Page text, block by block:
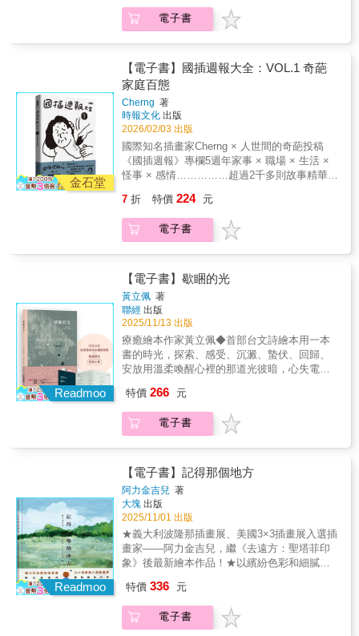
看到這本書發現「原來這世上怪人還很多啊」
而停止做出犯罪行為。
證Cherng這些年嘔心瀝血、畫到發瘋的創作心
路，是他與人世間的奇葩投稿所締結的一段良
緣火花，也是屬於你與我之間的共同記憶，非
《國插週報大全》第3冊：「生活奇形怪狀」～
◢◢◢ VOL.3 生活奇形怪狀生活上的荒謬事已
多到不可備載……………人類竟然能做出這麼
多荒唐事（既然我們都不得不參與這場演出，
不如就坐在觀眾席，欣賞人們到底可以多失
控。）這本集結了大家在生活裡的各種奇妙小
故事。從大眾運輸上的奇人異事、網購踩雷的
崩潰瞬間，到被自己笨到嚇到的蠢事。看完你
這麼多荒唐事。這本書無法提升你的生活品
翻翻這些古怪事蹟可得到一點精神救贖。
事 × 感情 奇聞怪事代表作有句話這樣說：「週
日看國師週一看國插」。《國插週報》自2020
式」。各種荒誕的、爆笑的、詭異的讀者投稿
故事，經由作者Cherng aka國插手中畫筆的巧
妙轉化下，變身成一齣齣讓人看著看著就笑了
的「人間怪奇圖文集錦」，更是我們每個人和
國插一起完成的荒謬史。《國插週報大全》是
《國插週報》專欄5年以來的精華集結，從超過
2千多則故事投稿之中，精選出5大爆笑主題，
本本都精采絕倫：1 「奇葩家庭百態」2 「職場
腥風血雨」3 「生活奇形怪狀」4 「人間荒唐怪
事」5 「血淚交織情感」（附 說錯話特輯）全
證Cherng這些年嘔心瀝血、畫到發瘋的創作心
路，是他與人世間的奇葩投稿所締結的一段良
緣火花，也是屬於你與我之間的共同記憶，非
《國插週報大全》第2冊：「職場腥風血雨」～
◢◢◢ VOL.2 職場腥風血雨職場就是人間的阿
鼻地獄……………應該能獲得一絲心靈上的平
衡（既然暫時逃離不了地獄，不如就來看看其
他人的地獄長什麼樣子。）這本集結了各行各
業的災難現場。怪老闆、雷同事或荒謬面試經
驗等職場百態，呈現出來的都是每個投稿者的
但從這些驚悚文字可以知道，各位在職的你
們，都是社會裡勇敢的鬥士。這本書雖然無法
教你如何升遷，只要在你快撐不下去時，參考
電子書
金石堂
【電子書】國插週報大全：VOL.1 奇葩
家庭百態
Cherng 著
時報文化 出版
2026/02/03 出版
國際知名插畫家Cherng × 人世間的奇葩投稿
《國插週報》專欄5週年家事 × 職場 × 生活 ×
怪事 × 感情……………超過2千多則故事精華集
「奇葩家庭百態」～■ 家事 × 職場 × 生活 × 怪
事 × 感情 奇聞怪事代表作有句話這樣說：「週
日看國師週一看國插」。《國插週報》自2020
式」。各種荒誕的、爆笑的、詭異的讀者投稿
故事，經由作者Cherng aka國插手中畫筆的巧
妙轉化下，變身成一齣齣讓人看著看著就笑了
的「人間怪奇圖文集錦」，更是我們每個人和
國插一起完成的荒謬史。《國插週報大全》是
《國插週報》專欄5年以來的精華集結，從超過
2千多則故事投稿之中，精選出5大爆笑主題，
本本都精采絕倫：1 「奇葩家庭百態」2 「職場
腥風血雨」3 「生活奇形怪狀」4 「人間荒唐怪
系列共5冊，收錄近2千多則漫畫圖文，除了見
證Cherng這些年嘔心瀝血、畫到發瘋的創作心
路，是他與人世間的奇葩投稿所締結的一段良
常之荒唐。資訊量過大請小心服用（？本書為
《國插週報大全》第1冊：「奇葩家庭百態」～
◢◢◢ VOL.1 奇葩家庭百態越親近的人，愛恨
情仇越是猛烈……………也許你會因此更愛自
己的家人（家是避風港也是修羅場，讓我們來
看看別人家裡是什麼瘋狂的樣子。）這本集結
了世上萬千家庭內部的各種荒唐戲碼。從父母
水，彼此間有多愛就有多恨，每個人個性都極
其猛烈。這本書無法幫你解決家事困擾，但看
完會發現，這世界上原來有如此多考驗人類底
7 折 特價 224 元
電子書
Readmoo
【電子書】歇睏的光
黃立佩 著
聯經 出版
2025/11/13 出版
療癒繪本作家黃立佩◆首部台文詩繪本用一本
書的時光，探索、感受、沉澱、蟄伏、回歸、
安放用溫柔喚醒心裡的那道光彼暗，心失電
幾若擺去，無色，無味……那一晚，心不再發
亮。冷清的夢，簌簌而下，每個日子都過度回
沖。無色，無味……◆ 以詩意的文字，獻給在
的休息？總是上緊發條、往前衝的人們，在人
生的輸送帶上無法放慢腳步。耗盡最後一分力
氣之前，可曾細細聆聽自己的聲音？◆ 悠揚的
圖像節奏，輕輕帶出不同層次的情緒感受。細
心呵護的水蜜桃、被回沖了好幾次的茶包、在
盒底的餅乾碎屑……圖像中看見了那些珍貴、
小心呵護，卻是脆弱而易碎的物件。窗外熱鬧
的煙火和漆黑的室內空間對比，帶出了瞬間的
無力與失重感。暫停一下吧，有些時候就是要
電，靜候回歸的那天，重新點亮心裡的光。☆
加贈「台語漢字佮台羅對照表＋華語譯文」摺
特價 266 元
電子書
Readmoo
【電子書】記得那個地方
阿力金吉兒 著
大塊 出版
2025/11/01 出版
★義大利波隆那插畫展、美國3×3插畫展入選插
畫家——阿力金吉兒，繼《去遠方：聖塔菲印
象》後最新繪本作品！★以繽紛色彩和細膩筆
記憶。★一封獻給家鄉、記念故人、緬懷過
往、關於「記憶」與「情感」的浪漫情書。★
川貝母、李桐豪、孫梓評、夏夏——私心最愛
特價 336 元
電子書